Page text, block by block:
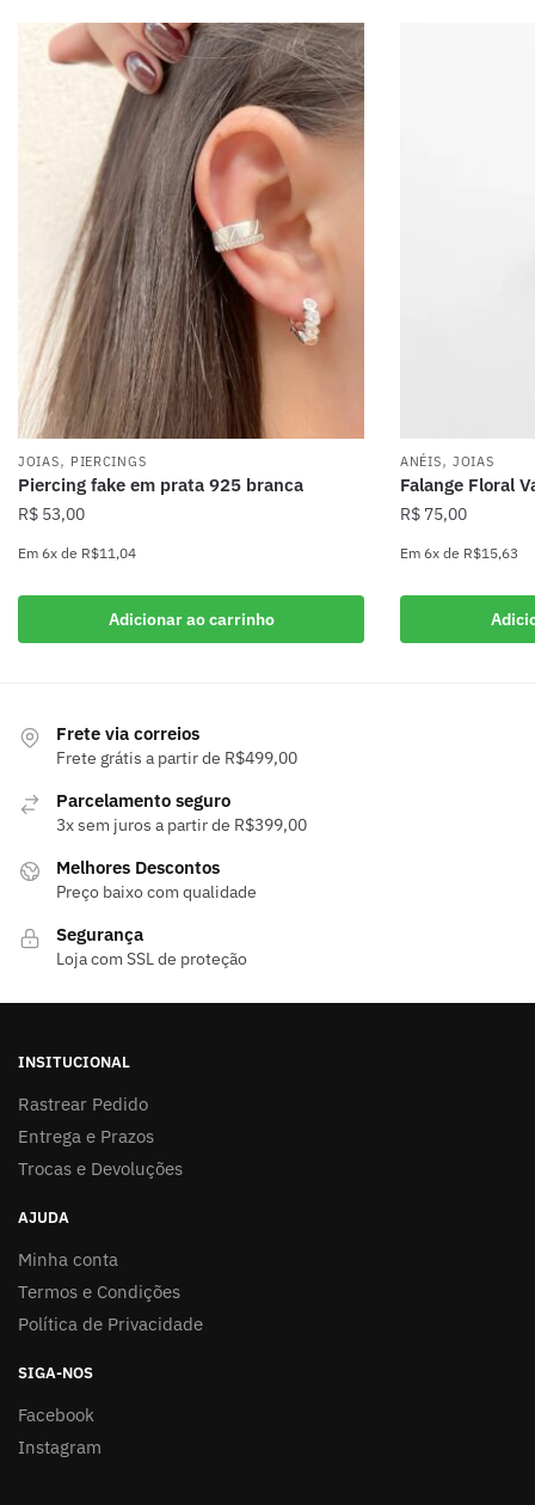
JOIAS, PIERCINGS
Piercing fake em prata 925 branca
R$ 53,00
Em 6x de R$11,04
Adicionar ao carrinho
ANÉIS, JOIAS
Falange Floral
R$ 75,00
Em 6x de R$15,63
Frete via correios
Frete grátis a partir de R$499,00
Parcelamento seguro
3x sem juros a partir de R$399,00
Melhores Descontos
Preço baixo com qualidade
Segurança
Loja com SSL de proteção
INSITUCIONAL
Rastrear Pedido
Entrega e Prazos
Trocas e Devoluções
AJUDA
Minha conta
Termos e Condições
Política de Privacidade
SIGA-NOS
Facebook
Instagram